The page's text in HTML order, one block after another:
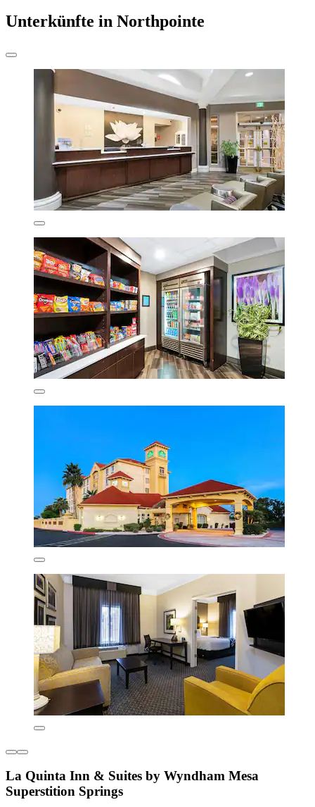
Unterkünfte in Northpointe
La Quinta Inn & Suites by Wyndham Mesa
Superstition Springs